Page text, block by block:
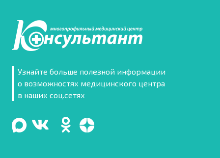
Узнайте больше полезной информации
о возможностях медицинского центра
в наших соц.сетях